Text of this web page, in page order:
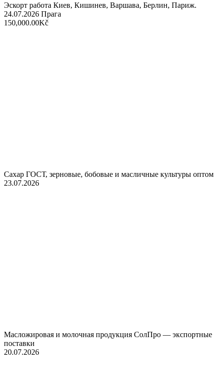
Эскорт работа Киев, Кишинев, Варшава, Берлин, Париж.
24.07.2026 Прага
150,000.00Kč
Сахар ГОСТ, зерновые, бобовые и масличные культуры оптом
23.07.2026
Масложировая и молочная продукция СолПро — экспортные
поставки
20.07.2026